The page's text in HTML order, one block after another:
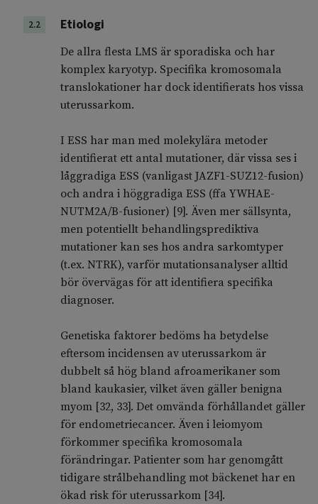
2.2 Etiologi
De allra flesta LMS är sporadiska och har
komplex karyotyp. Specifika kromosomala
translokationer har dock identifierats hos vissa
uterussarkom.
I ESS har man med molekylära metoder
identifierat ett antal mutationer, där vissa ses i
låggradiga ESS (vanligast JAZF1-SUZ12-fusion)
och andra i höggradiga ESS (ffa YWHAE-
NUTM2A/B-fusioner) [9]. Även mer sällsynta,
men potentiellt behandlingsprediktiva
mutationer kan ses hos andra sarkomtyper
(t.ex. NTRK), varför mutationsanalyser alltid
bör övervägas för att identifiera specifika
diagnoser.
Genetiska faktorer bedöms ha betydelse
eftersom incidensen av uterussarkom är
dubbelt så hög bland afroamerikaner som
bland kaukasier, vilket även gäller benigna
myom [32, 33]. Det omvända förhållandet gäller
för endometriecancer. Även i leiomyom
förkommer specifika kromosomala
förändringar. Patienter som har genomgått
tidigare strålbehandling mot bäckenet har en
ökad risk för uterussarkom [34].